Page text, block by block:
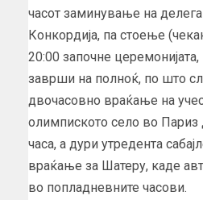
часот заминување на
Конкордија, па стоење
20:00 започне церемонијата,
заврши на полноќ, по што
двочасовно враќање на
олимпиското село во Париз
часа, а дури утредента
враќање за Шатеру, каде
во попладневните часови.